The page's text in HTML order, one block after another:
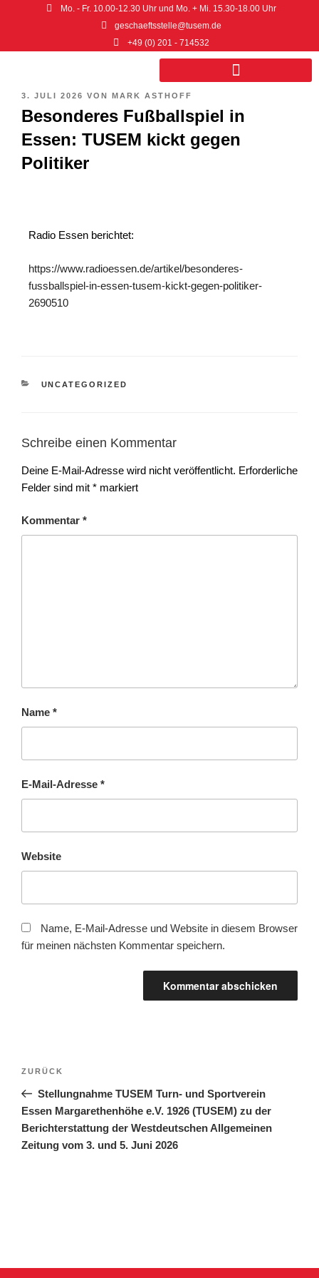
Mo. - Fr. 10.00-12.30 Uhr und Mo. + Mi. 15.30-18.00 Uhr
geschaeftsstelle@tusem.de
+49 (0) 201 - 714532
3. JULI 2026 VON MARK ASTHOFF
Besonderes Fußballspiel in
Essen: TUSEM kickt gegen
Politiker
Radio Essen berichtet:
https://www.radioessen.de/artikel/besonderes-
fussballspiel-in-essen-tusem-kickt-gegen-politiker-
2690510
UNCATEGORIZED
Schreibe einen Kommentar
Deine E-Mail-Adresse wird nicht veröffentlicht. Erforderliche
Felder sind mit * markiert
Kommentar *
Name *
E-Mail-Adresse *
Website
Name, E-Mail-Adresse und Website in diesem Browser
für meinen nächsten Kommentar speichern.
ZURÜCK
Stellungnahme TUSEM Turn- und Sportverein
Essen Margarethenhöhe e.V. 1926 (TUSEM) zu der
Berichterstattung der Westdeutschen Allgemeinen
Zeitung vom 3. und 5. Juni 2026